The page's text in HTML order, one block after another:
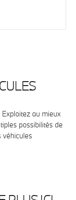
au mieux
possibilités de
véhicules